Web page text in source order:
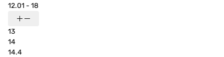
12.01 - 18
13
14
14.4